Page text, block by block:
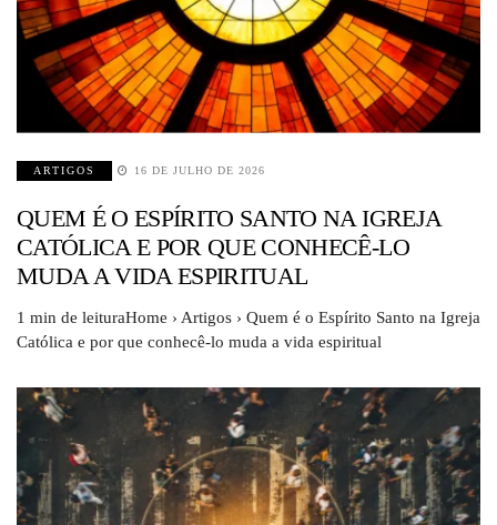
ARTIGOS 16 DE JULHO DE 2026
QUEM É O ESPÍRITO SANTO NA IGREJA
CATÓLICA E POR QUE CONHECÊ-LO
MUDA A VIDA ESPIRITUAL
1 min de leituraHome › Artigos › Quem é o Espírito Santo na Igreja
Católica e por que conhecê-lo muda a vida espiritual